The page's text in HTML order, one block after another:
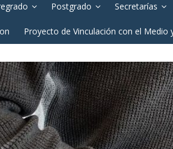
Postgrado Secretarías
Proyecto de Vinculación con el Medio